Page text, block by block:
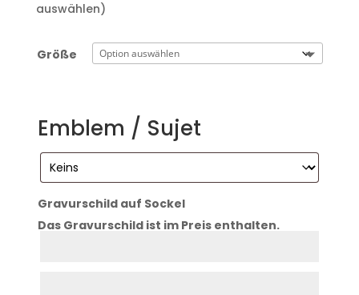
auswählen)
Größe
Emblem / Sujet
Gravurschild auf Sockel
Das Gravurschild ist im Preis enthalten.